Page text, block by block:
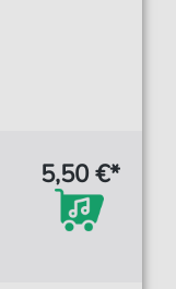
5,50 €*